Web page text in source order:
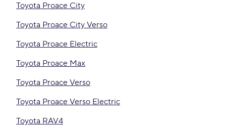
Toyota Proace City
Toyota Proace City Verso
Toyota Proace Electric
Toyota Proace Max
Toyota Proace Verso
Toyota Proace Verso Electric
Toyota RAV4